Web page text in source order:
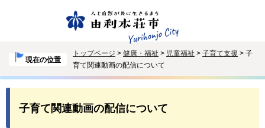
現在の位置
トップページ > 健康・福祉 > 児童福祉 > 子育て支援 > 子
育て関連動画の配信について
子育て関連動画の配信について